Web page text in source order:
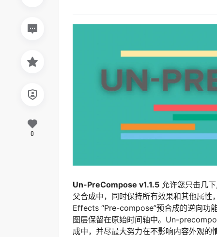
Un-PreCompose v1.1.5 允许您只击几
父合成中，同时保持所有效果和其他属
Effects “Pre-compose”预合成的逆向功
图层保留在原始时间轴中。Un-
成中，并尽最大努力在不影响内容外观
0